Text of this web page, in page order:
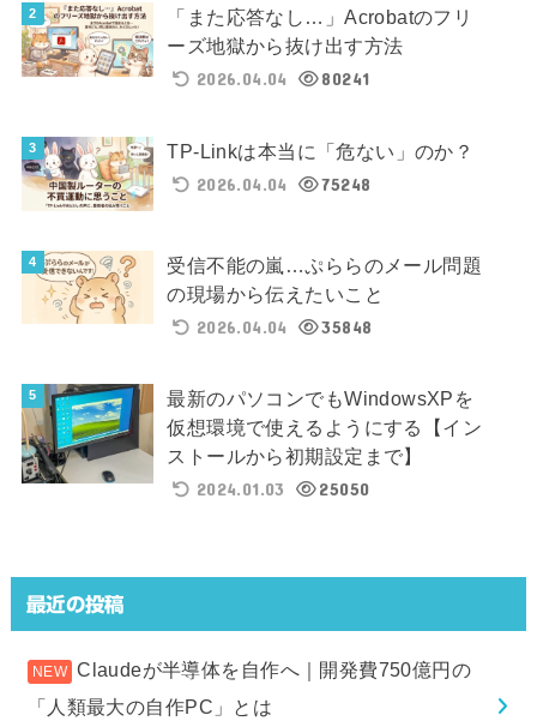
「また応答なし…」Acrobatのフリ
ーズ地獄から抜け出す方法
2026.04.04
80241
TP-Linkは本当に「危ない」のか？
2026.04.04
75248
受信不能の嵐…ぷららのメール問題
の現場から伝えたいこと
2026.04.04
35848
最新のパソコンでもWindowsXPを
仮想環境で使えるようにする【イン
ストールから初期設定まで】
2024.01.03
25050
最近の投稿
Claudeが半導体を自作へ｜開発費750億円の
「人類最大の自作PC」とは